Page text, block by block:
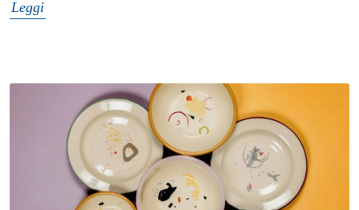
Leggi